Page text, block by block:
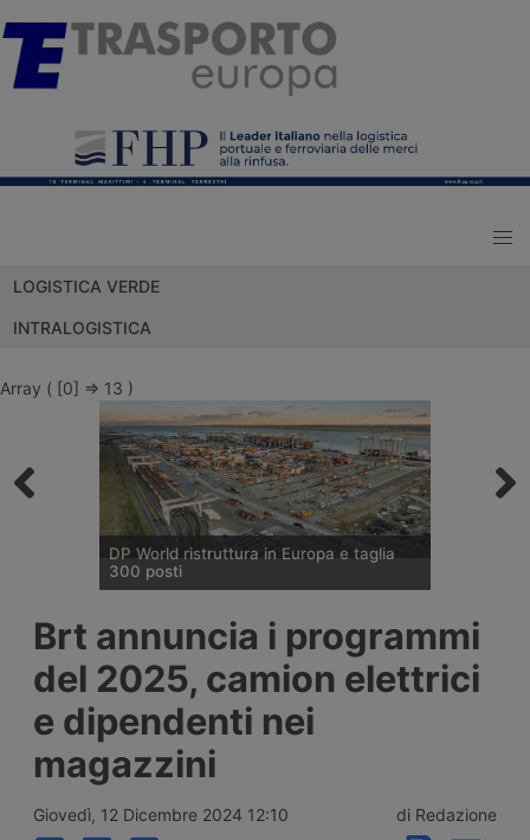
LOGISTICA VERDE
INTRALOGISTICA
Array ( [0] => 13 )
DP World ristruttura in Europa e taglia
300 posti
attività europee dopo l’uscita di tre dirigenti
senior, mentre Londra e Anversa registrano
volumi record e il gruppo prosegue gli
investimenti tra Svizzera, Golfo, Siria e
Regno Unito.
Brt annuncia i programmi
del 2025, camion elettrici
e dipendenti nei
magazzini
Giovedì, 12 Dicembre 2024 12:10 di Redazione